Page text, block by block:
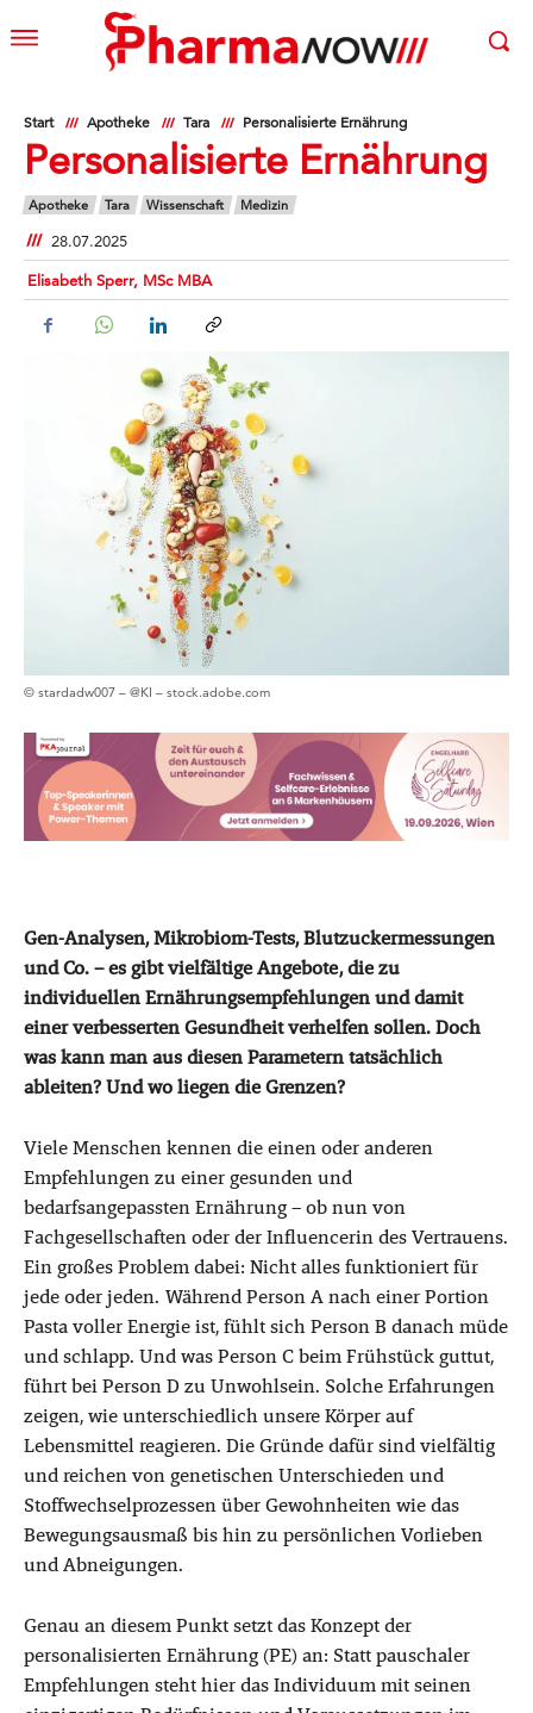
Start Apotheke Tara Personalisierte Ernährung
Personalisierte Ernährung
Apotheke Tara Wissenschaft Medizin
28.07.2025
Elisabeth Sperr, MSc MBA
© stardadw007 – @KI – stock.adobe.com
Gen-Analysen, Mikrobiom-Tests, Blutzuckermessungen
und Co. – es gibt vielfältige Angebote, die zu
individuellen Ernährungsempfehlungen und damit
einer verbesserten Gesundheit verhelfen sollen. Doch
was kann man aus diesen Parametern tatsächlich
ableiten? Und wo liegen die Grenzen?
Viele Menschen kennen die einen oder anderen
Empfehlungen zu einer gesunden und
bedarfsangepassten Ernährung – ob nun von
Fachgesellschaften oder der Influencerin des Vertrauens.
Ein großes Problem dabei: Nicht alles funktioniert für
jede oder jeden. Während Person A nach einer Portion
Pasta voller Energie ist, fühlt sich Person B danach müde
und schlapp. Und was Person C beim Frühstück guttut,
führt bei Person D zu Unwohlsein. Solche Erfahrungen
zeigen, wie unterschiedlich unsere Körper auf
Lebensmittel reagieren. Die Gründe dafür sind vielfältig
und reichen von genetischen Unterschieden und
Stoffwechselprozessen über Gewohnheiten wie das
Bewegungsausmaß bis hin zu persönlichen Vorlieben
und Abneigungen.
Genau an diesem Punkt setzt das Konzept der
personalisierten Ernährung (PE) an: Statt pauschaler
Empfehlungen steht hier das Individuum mit seinen